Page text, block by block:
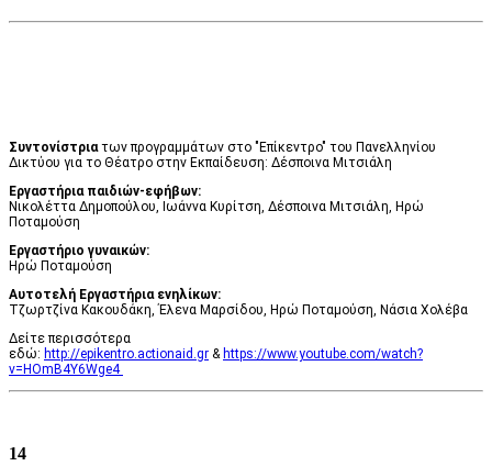
Συντονίστριατων προγραμμάτων στο "Επίκεντρο" του Πανελληνίου
Δικτύου για το Θέατρο στην Εκπαίδευση​: Δέσποινα Μιτσιάλη
​Εργαστήρια παιδιών-εφήβων:
​Νικολέττα Δημοπούλου, Ιωάννα Κυρίτση, Δέσποινα Μιτσιάλη, Ηρώ
Ποταμούση
Εργαστήριο γυναικών:
Ηρώ Ποταμούση
Αυτοτελή Εργαστήρια ενηλίκων:
Τζωρτζίνα Κακουδάκη, Έλενα Μαρσίδου, Ηρώ Ποταμούση, Νάσια Χολέβα
Δείτε περισσότερα
εδώ: http://epikentro.actionaid.gr & https://www.youtube.com/watch?
v=HOmB4Y6Wge4
14